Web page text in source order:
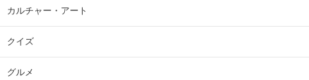
カルチャー・アート
クイズ
グルメ